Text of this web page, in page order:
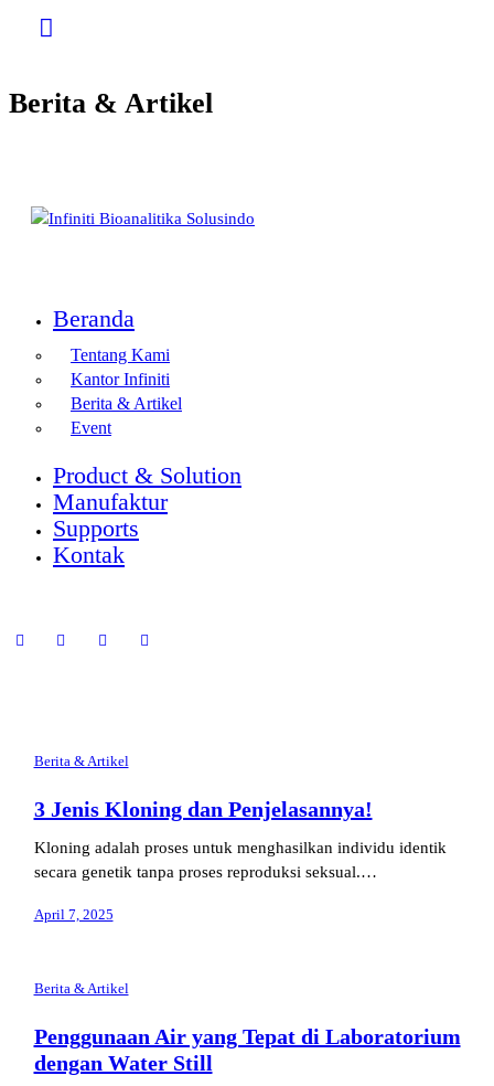
Berita & Artikel
Beranda
Tentang Kami
Kantor Infiniti
Berita & Artikel
Event
Product & Solution
Manufaktur
Supports
Kontak
Berita & Artikel
3 Jenis Kloning dan Penjelasannya!
Kloning adalah proses untuk menghasilkan individu identik
secara genetik tanpa proses reproduksi seksual.…
April 7, 2025
Berita & Artikel
Penggunaan Air yang Tepat di Laboratorium
dengan Water Still